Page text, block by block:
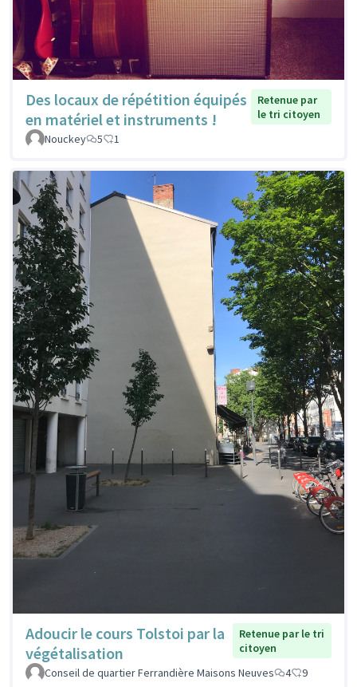
Des locaux de répétition équipés
en matériel et instruments !
Retenue par
le tri citoyen
Nouckey
5 1
Adoucir le cours Tolstoi par la
végétalisation
Retenue par le tri
citoyen
Conseil de quartier Ferrandière Maisons Neuves
4 9